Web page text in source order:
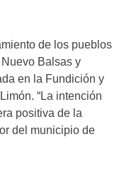
de los pueblos
Balsas y
en la Fundición y
“La intención
positiva de la
del municipio de